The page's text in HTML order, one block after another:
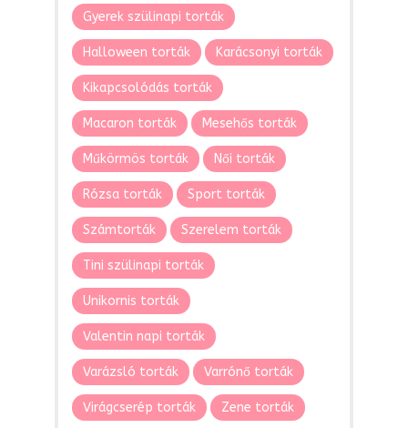
Gyerek szülinapi torták
Halloween torták Karácsonyi torták
Kikapcsolódás torták
Macaron torták Mesehős torták
Műkörmös torták Női torták
Rózsa torták Sport torták
Számtorták Szerelem torták
Tini szülinapi torták
Unikornis torták
Valentin napi torták
Varázsló torták Varrónő torták
Virágcserép torták Zene torták